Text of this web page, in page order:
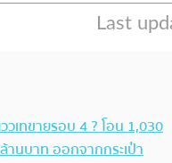
เทขายรอบ 4 ? โอน 1,030
านบาท ออกจากกระเป๋า